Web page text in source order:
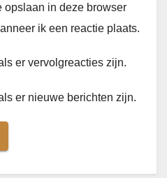
opslaan in deze browser
ik een reactie plaats.
er vervolgreacties zijn.
er nieuwe berichten zijn.